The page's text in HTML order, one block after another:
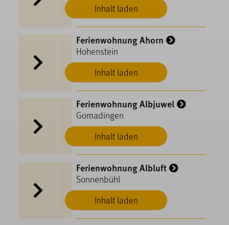
Inhalt laden
Inhalt laden
Ferienwohnung Ahorn
Hohenstein
Inhalt laden
Ferienwohnung Albjuwel
Gomadingen
Inhalt laden
Ferienwohnung Albluft
Sonnenbühl